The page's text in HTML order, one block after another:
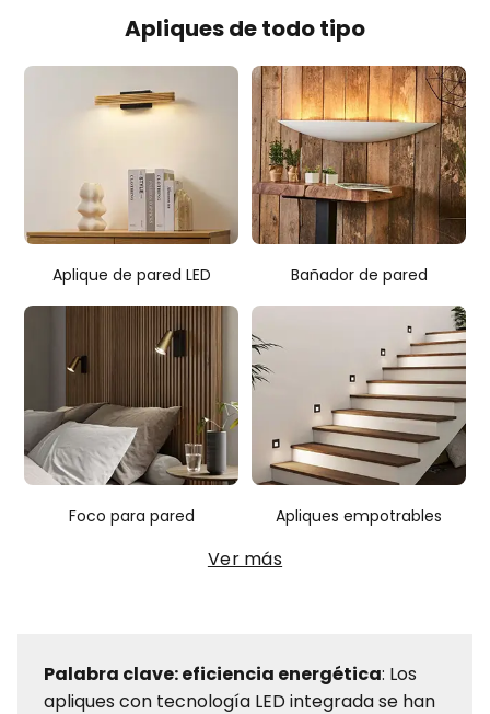
Apliques de todo tipo
Aplique de pared LED Bañador de pared
Foco para pared Apliques empotrables
Ver más
Palabra clave: eficiencia energética: Los
apliques con tecnología LED integrada se han